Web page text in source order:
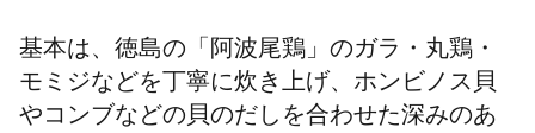
基本は、徳島の「阿波尾鶏」のガラ・丸鶏・
モミジなどを丁寧に炊き上げ、ホンビノス貝
やコンブなどの貝のだし を合わせた深みのあ